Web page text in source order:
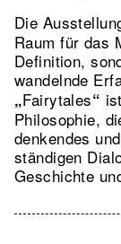
Die
Raum für das
Definition,
wandelnde
„Fairytales“
Philosophie,
denkendes
ständigen
Geschichte